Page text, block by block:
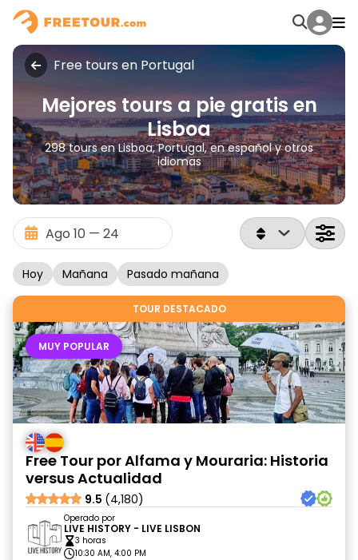
Free tours en Portugal
Mejores tours a pie gratis en
Lisboa
298 tours en Lisboa, Portugal, en español y otros
idiomas
Hoy Mañana Pasado mañana
TOUR DESTACADO
MUY POPULAR
Free Tour por Alfama y Mouraria: Historia
versus Actualidad
9.5 (4,180)
Operado por
LIVE HISTORY - LIVE LISBON
3 horas
10:30 AM, 4:00 PM